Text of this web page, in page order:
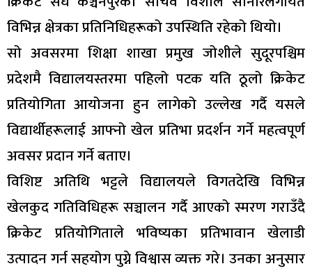
विभिन्न क्षेत्रका प्रतिनिधिहरूको उपस्थिति रहेको थियो।
सो अवसरमा शिक्षा शाखा प्रमुख जोशीले सुदूरपश्चिम
प्रदेशमै विद्यालयस्तरमा पहिलो पटक यति ठूलो क्रिकेट
प्रतियोगिता आयोजना हुन लागेको उल्लेख गर्दै यसले
विद्यार्थीहरूलाई आफ्नो खेल प्रतिभा प्रदर्शन गर्ने महत्वपूर्ण
अवसर प्रदान गर्ने बताए।
विशिष्ट अतिथि भट्टले विद्यालयले विगतदेखि विभिन्न
खेलकुद गतिविधिहरू सञ्चालन गर्दै आएको स्मरण गराउँदै
क्रिकेट प्रतियोगिताले भविष्यका प्रतिभावान खेलाडी
उत्पादन गर्न सहयोग पुग्ने विश्वास व्यक्त गरे। उनका अनुसार